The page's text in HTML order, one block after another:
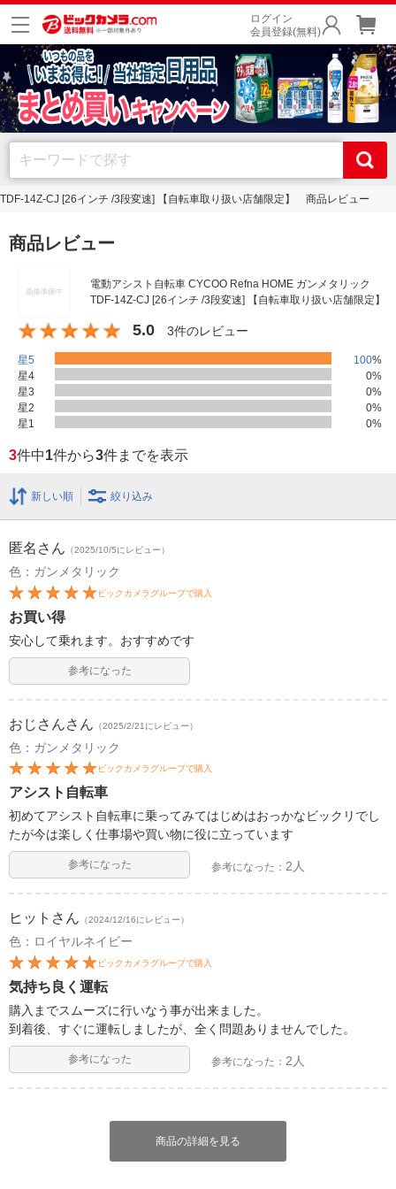
ログイン
会員登録(無料)
14Z-CJ [26インチ /3段変速] 【自転車取り扱い店舗限定】 商品レビュー
商品レビュー
電動アシスト自転車 CYCOO Refna HOME ガンメタリック
TDF-14Z-CJ [26インチ /3段変速] 【自転車取り扱い店舗限定】
5.0 3件のレビュー
星5 100%
星4
0%
星3
0%
星2
0%
星1
0%
3件中1件から3件までを表示
新しい順 絞り込み
匿名 さん （2025/10/5にレビュー）
色：ガンメタリック
ビックカメラグループで購入
お買い得
安心して乗れます。おすすめです
参考になった
おじさんさん （2025/2/21にレビュー）
色：ガンメタリック
ビックカメラグループで購入
アシスト自転車
初めてアシスト自転車に乗ってみてはじめはおっかなビックリでし
たが今は楽しく仕事場や買い物に役に立っています
参考になった 参考になった：2人
ヒット さん （2024/12/16にレビュー）
色：ロイヤルネイビー
ビックカメラグループで購入
気持ち良く運転
購入までスムーズに行いなう事が出来ました。
到着後、すぐに運転しましたが、全く問題ありませんでした。
参考になった 参考になった： 2人
商品の詳細を見る